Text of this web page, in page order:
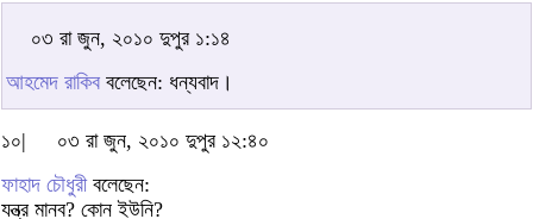
০৩ রা জুন, ২০১০ দুপুর ১:১৪
আহমেদ রাকিব বলেছেন: ধন্যবাদ।
১০|
০৩ রা জুন, ২০১০ দুপুর ১২:৪০
ফাহাদ চৌধুরীবলেছেন:
যন্ত্র মানব? কোন ইউনি?